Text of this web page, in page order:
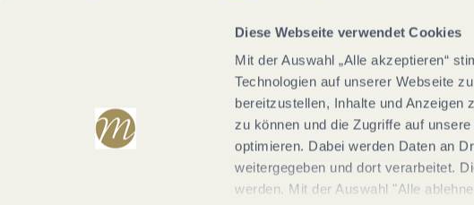
Diese Webseite verwendet Cookies
Mit der Auswahl „Alle akzeptieren“
Technologien auf unserer Webseite
bereitzustellen, Inhalte und Anzeigen
zu können und die Zugriffe auf
optimieren. Dabei werden Daten an
weitergegeben und dort verarbeitet.
werden. Mit der Auswahl "Alle